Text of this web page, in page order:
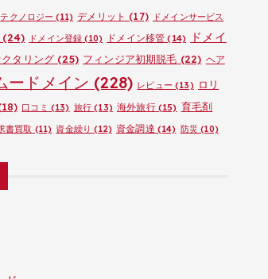
テクノロジー (11) デメリット (17)
ドメインサービス
(24) ドメイン登録 (10) ドメイン移管 (14)
ドメイ
クタリング (25) フィンジア初期脱毛 (22) ヘア
ードメイン (228) レビュー (13) ロリ
口コミ (13) 旅行 (13) 海外旅行(15) 育毛剤
書買取 (11) 資金繰り (12) 資金調達 (14) 防災 (10)